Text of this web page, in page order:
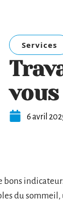
Services
6 avril
bons
du